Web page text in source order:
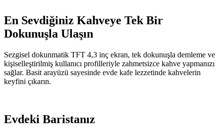
En Sevdiğiniz Kahveye Tek Bir
Dokunuşla Ulaşın
Sezgisel dokunmatik TFT 4,3 inç ekran, tek dokunuşla demleme ve
kişiselleştirilmiş kullanıcı profilleriyle zahmetsizce kahve yapmanızı
sağlar. Basit arayüzü sayesinde evde kafe lezzetinde kahvelerin
keyfini çıkarın.
Evdeki Baristanız